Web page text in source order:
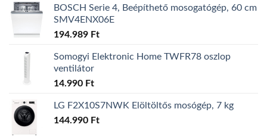
BOSCH Serie 4, Beépíthető mosogatógép, 60 cm
SMV4ENX06E
194.989 Ft
Somogyi Elektronic Home TWFR78 oszlop
ventilátor
14.990 Ft
LG F2X10S7NWK Elöltöltős mosógép, 7 kg
144.990 Ft